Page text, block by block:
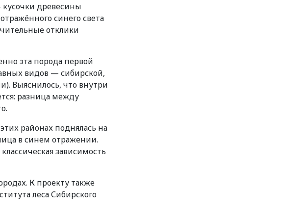
древесины
синего света
отклики
эта порода первой
видов — сибирской,
Выяснилось, что внутри
разница между
районах поднялась на
в синем отражении.
зависимость
К проекту также
леса Сибирского